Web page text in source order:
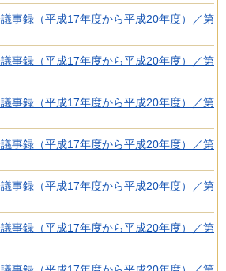
事録（平成17年度から平成20年度）／第
事録（平成17年度から平成20年度）／第
事録（平成17年度から平成20年度）／第
事録（平成17年度から平成20年度）／第
事録（平成17年度から平成20年度）／第
事録（平成17年度から平成20年度）／第